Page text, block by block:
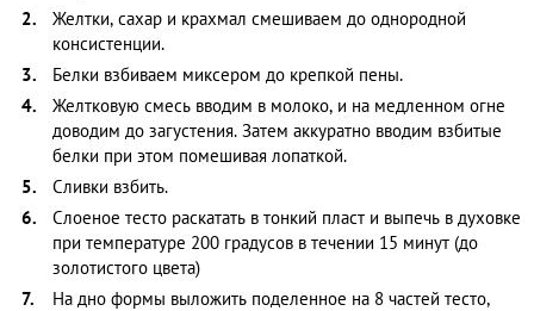
Желтки, сахар и крахмал смешиваем до однородной
консистенции.
Белки взбиваем миксером до крепкой пены.
Желтковую смесь вводим в молоко, и на медленном огне
доводим до загустения. Затем аккуратно вводим взбитые
белки при этом помешивая лопаткой.
Сливки взбить.
Слоеное тесто раскатать в тонкий пласт и выпечь в духовке
при температуре 200 градусов в течении 15 минут (до
золотистого цвета)
На дно формы выложить поделенное на 8 частей тесто,